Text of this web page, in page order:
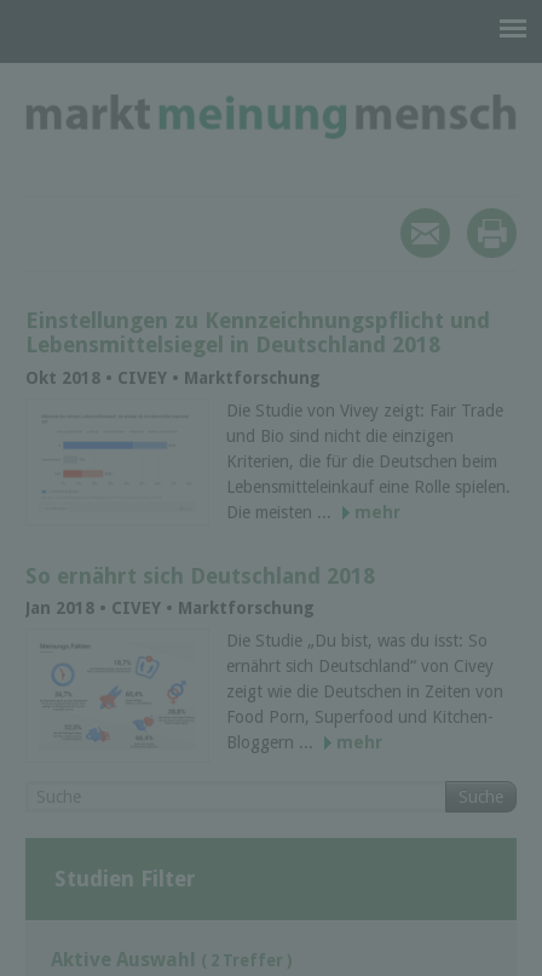
Einstellungen zu Kennzeichnungspflicht und
Lebensmittelsiegel in Deutschland 2018
Okt 2018 • CIVEY • Marktforschung
Die Studie von Vivey zeigt: Fair Trade
und Bio sind nicht die einzigen
Kriterien, die für die Deutschen beim
Lebensmitteleinkauf eine Rolle spielen.
Die meisten ...
mehr
So ernährt sich Deutschland 2018
Jan 2018 • CIVEY • Marktforschung
Die Studie „Du bist, was du isst: So
ernährt sich Deutschland“ von Civey
zeigt wie die Deutschen in Zeiten von
Food Porn, Superfood und Kitchen-
Bloggern ...
mehr
Suche
Studien Filter
Aktive Auswahl ( 2 Treffer )